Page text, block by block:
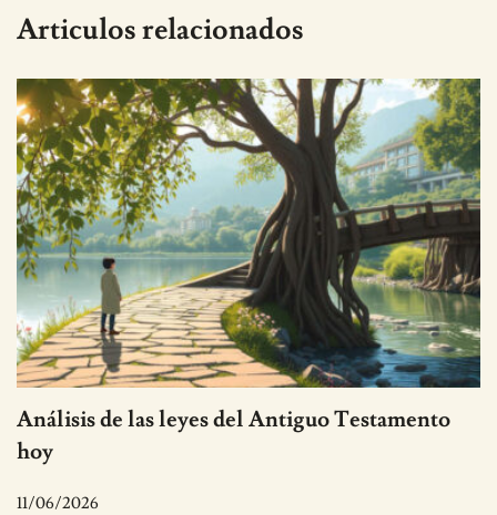
Articulos relacionados
Análisis de las leyes del Antiguo Testamento
hoy
11/06/2026